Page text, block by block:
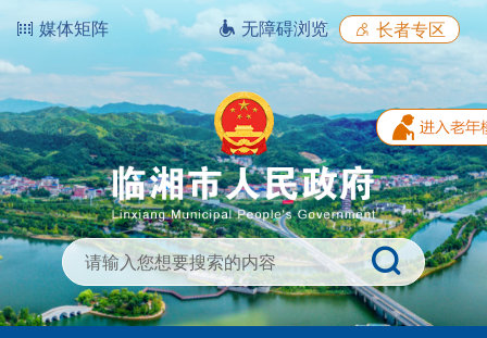
媒体矩阵 无障碍浏览 长者专区